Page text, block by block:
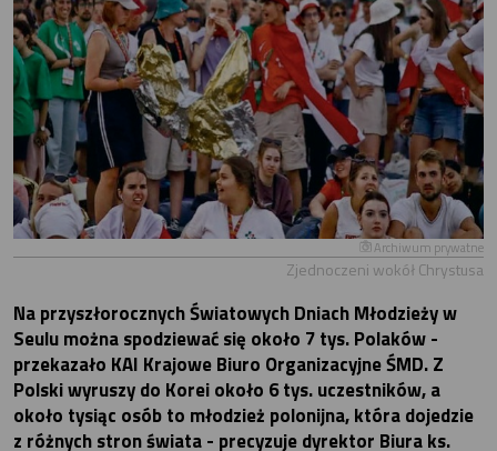
Archiwum prywatne
Zjednoczeni wokół Chrystusa
Na przyszłorocznych Światowych Dniach Młodzieży w
Seulu można spodziewać się około 7 tys. Polaków -
przekazało KAI Krajowe Biuro Organizacyjne ŚMD. Z
Polski wyruszy do Korei około 6 tys. uczestników, a
około tysiąc osób to młodzież polonijna, która dojedzie
z różnych stron świata - precyzuje dyrektor Biura ks.